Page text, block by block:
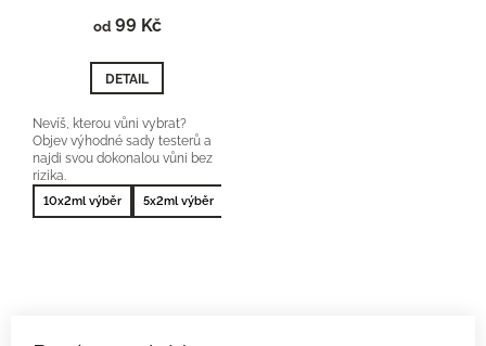
je
z
5
od99 Kč
DETAIL
Nevíš, kterou vůni vybrat?
Objev výhodné sady testerů a
najdi svou dokonalou vůni bez
rizika.
10x2ml výběr 5x2ml výběr